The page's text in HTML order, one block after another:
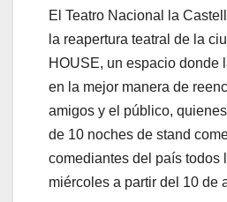
El Teatro Nacional la
la reapertura teatral de la
HOUSE, un espacio donde
en la mejor manera de
amigos y el público,
de 10 noches de stand
comediantes del país todos
miércoles a partir del 10 de